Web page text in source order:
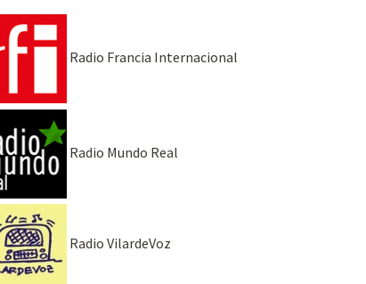
Radio Francia Internacional
Radio Mundo Real
Radio VilardeVoz